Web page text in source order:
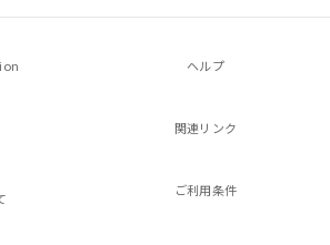
ヘルプ
関連リンク
ご利用条件